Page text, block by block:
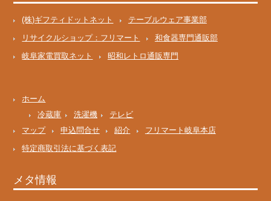
(株)ギフティドットネット
テーブルウェア事業部
リサイクルショップ：フリマート
和食器専門通販部
岐阜家電買取ネット
昭和レトロ通販専門
ホーム
冷蔵庫
洗濯機
テレビ
マップ
申込問合せ 紹介
フリマート岐阜本店
特定商取引法に基づく表記
メタ情報